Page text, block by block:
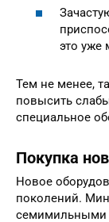
это уже
Тем не менее,
повысить
специальное
Покупка
Новое
поколений.
семимильными